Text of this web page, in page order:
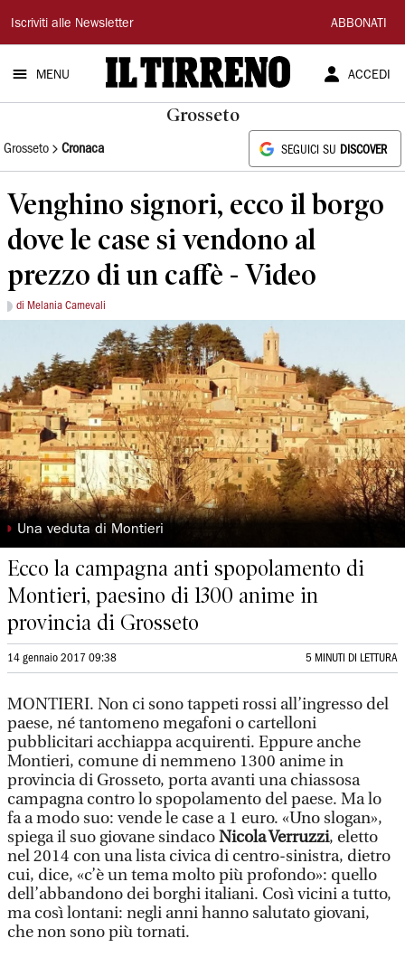
Il
Tirreno
Iscriviti alle Newsletter ABBONATI
MENU ACCEDI
Grosseto
Grosseto Cronaca SEGUICI SU DISCOVER
Venghino signori, ecco il borgo
dove le case si vendono al
prezzo di un caffè - Video
di Melania Carnevali
◗ Una veduta di Montieri
Ecco la campagna anti spopolamento di
Montieri, paesino di 1300 anime in
provincia di Grosseto
14 gennaio 2017 09:38 5 MINUTI DI LETTURA
MONTIERI. Non ci sono tappeti rossi all’ingresso del
paese, né tantomeno megafoni o cartelloni
pubblicitari acchiappa acquirenti. Eppure anche
Montieri, comune di nemmeno 1300 anime in
provincia di Grosseto, porta avanti una chiassosa
campagna contro lo spopolamento del paese. Ma lo
fa a modo suo: vende le case a 1 euro. «Uno slogan»,
spiega il suo giovane sindacoNicola Verruzzi, eletto
nel 2014 con una lista civica di centro-sinistra, dietro
cui, dice, «c’è un tema molto più profondo»: quello
dell’abbandono dei borghi italiani. Così vicini a tutto,
ma così lontani: negli anni hanno salutato giovani,
che non sono più tornati.